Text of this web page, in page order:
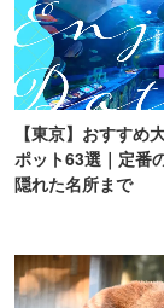
【東京】おすすめ
ポット63選｜定番
隠れた名所まで